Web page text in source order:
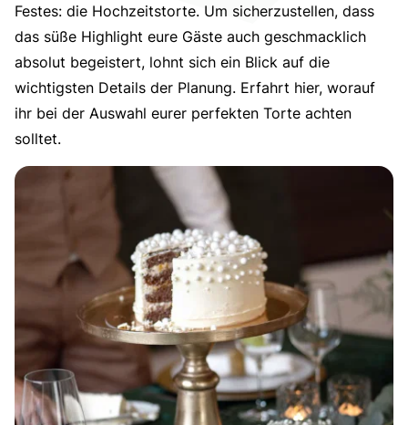
Neben dem Jawort ist sie der heimliche Star des
Festes: die Hochzeitstorte. Um sicherzustellen, dass
das süße Highlight eure Gäste auch geschmacklich
absolut begeistert, lohnt sich ein Blick auf die
wichtigsten Details der Planung. Erfahrt hier, worauf
ihr bei der Auswahl eurer perfekten Torte achten
solltet.